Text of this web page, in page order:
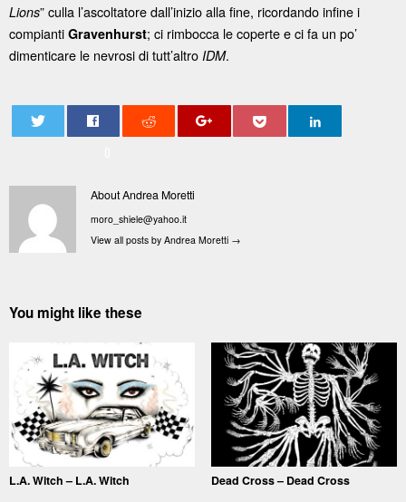
Lions” culla l’ascoltatore dall’inizio alla fine, ricordando infine i
compianti Gravenhurst; ci rimbocca le coperte e ci fa un po’
dimenticare le nevrosi di tutt’altro IDM.
About Andrea Moretti
moro_shiele@yahoo.it
View all posts by Andrea Moretti →
You might like these
L.A. Witch – L.A. Witch Dead Cross – Dead Cross